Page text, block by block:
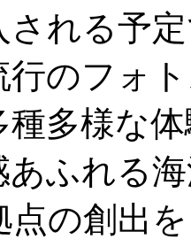
れる予
行のフォ
多様な
あふれる
点の創出